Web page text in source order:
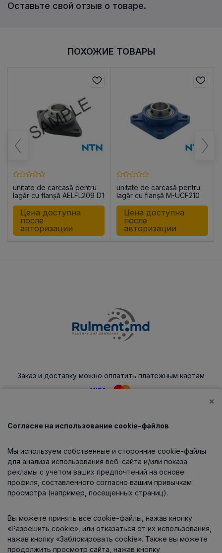
Оставьте свой отзыв о товаре.
ПОХОЖИЕ ТОВАРЫ
unitate de carcasă pentru
lagăr cu flanșă AELFL209 D1
Цена доступна
после
авторизации
unitate de carcasă pentru
lagăr cu flanșă M-UCF210
Цена доступна
после
авторизации
Заказ и доставку можно оплатить платежным картам
Каталог
О компании
Информация
Контакты
×
Согласие на использование cookie-файлов
Мы используем собственные и сторонние cookie-файлы
для анализа использования веб-сайта и/или показа
рекламы с учетом ваших предпочтений на основе
профиля, составленного согласно вашим привычкам
просмотра (например, посещенных страниц).
Вы можете принять все cookie-файлы, нажав кнопку
«Разрешить cookie», или отказаться от их использования,
нажав кнопку «Заблокировать cookie». Также вы можете
продолжить просмотр сайта, нажав кнопку